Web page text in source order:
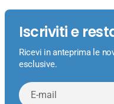
Iscriviti e
Ricevi in anteprima le
esclusive.
E-
mail